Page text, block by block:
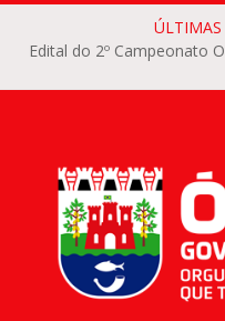
ÚLTIMAS
Edital do 2º Campeonato